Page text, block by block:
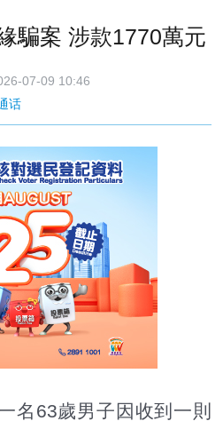
騙案 涉款1770萬元
07-09 10:46
63歲男子因收到一則